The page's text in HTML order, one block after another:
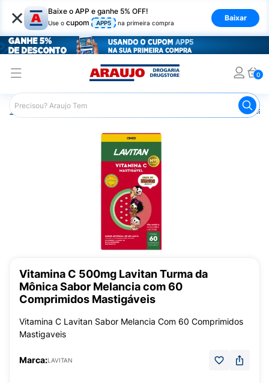
× Baixe o APP e ganhe 5% OFF!
Use o cupom APP5 na primeira compra
Baixar
0
Araujo Saúde e Bem Estar
Vitamina C 500mg Lavitan Turma da
Mônica Sabor Melancia com 60
Comprimidos Mastigáveis
Vitamina C Lavitan Sabor Melancia Com 60 Comprimidos
Mastigaveis
Marca:LAVITAN